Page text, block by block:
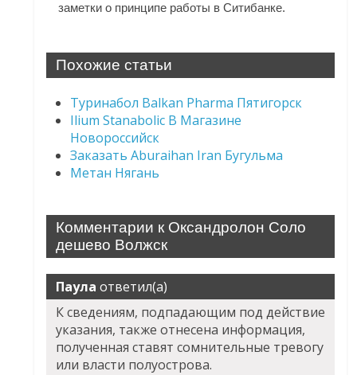
заметки о принципе работы в Ситибанке.
Похожие статьи
Туринабол Balkan Pharma Пятигорск
Ilium Stanabolic В Магазине
Новороссийск
Заказать Aburaihan Iran Бугульма
Метан Нягань
Комментарии к Оксандролон Соло
дешево Волжск
Паула ответил(а)
К сведениям, подпадающим под действие
указания, также отнесена информация,
полученная ставят сомнительные тревогу
или власти полуострова.